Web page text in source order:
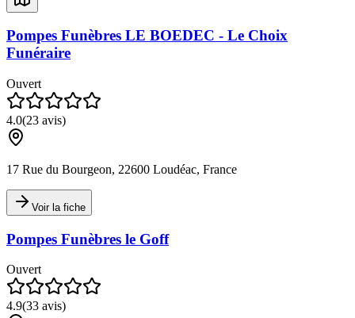
Pompes Funèbres LE BOEDEC - Le Choix
Funéraire
Ouvert
4.0(23 avis)
17 Rue du Bourgeon, 22600 Loudéac, France
Voir la fiche
Pompes Funèbres le Goff
Ouvert
4.9(33 avis)